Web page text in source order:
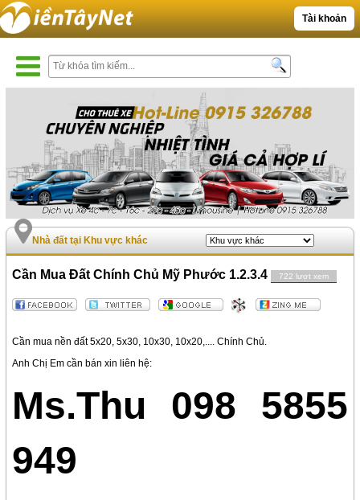
Tài khoản
Nhà đất tại Khu vực khác
Cần Mua Đất Chính Chủ Mỹ Phước 1.2.3.4 722 lượt xem
Cần mua nền đất 5x20, 5x30, 10x30, 10x20,.... Chính Chủ.
Anh Chị Em cần bán xin liên hệ:
Ms.Thu 098 5855
949